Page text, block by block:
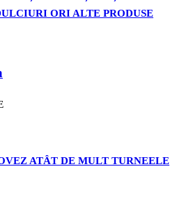
ORI ALTE PRODUSE
ATÂT DE MULT TURNEELE